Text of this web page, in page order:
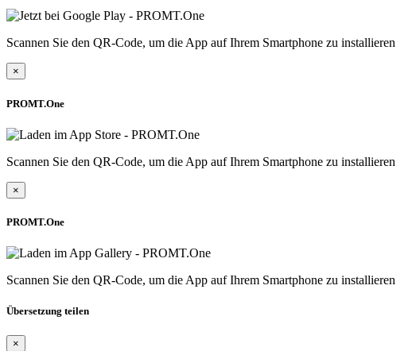
Scannen Sie den QR-Code, um die App auf Ihrem Smartphone zu installieren
×
PROMT.One
Scannen Sie den QR-Code, um die App auf Ihrem Smartphone zu installieren
×
PROMT.One
Scannen Sie den QR-Code, um die App auf Ihrem Smartphone zu installieren
Übersetzung teilen
×